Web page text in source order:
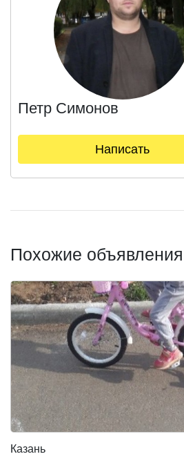
Петр Симонов
Написать
Похожие объявления
Казань